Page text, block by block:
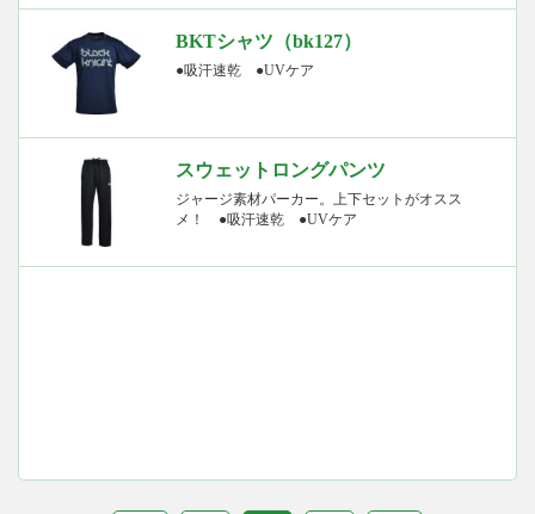
BKTシャツ（bk127）
●吸汗速乾 ●UVケア
スウェットロングパンツ
ジャージ素材パーカー。上下セットがオスス
メ！ ●吸汗速乾 ●UVケア